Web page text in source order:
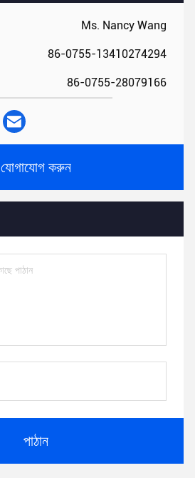
Ms. Nancy Wang
86-0755-13410274294
86-0755-28079166
যোগাযোগ করুন
পাঠান